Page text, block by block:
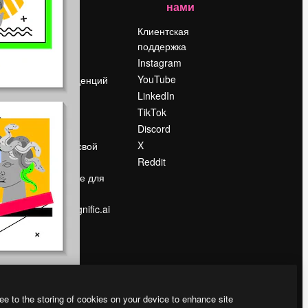
О нас
Reviews
Поиск тенденций
Продайте свой
контент
Помещение для
прессы
Ищете magnific.ai
нами
Клиентская
поддержка
Instagram
YouTube
LinkedIn
TikTok
Discord
X
Reddit
to the storing of cookies on your device to enhance site